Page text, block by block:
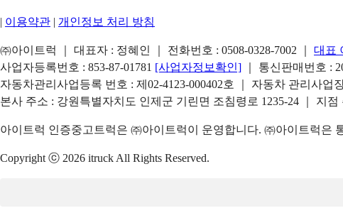
| 이용약관 | 개인정보 처리 방침
㈜아이트럭 ｜ 대표자 : 정혜인 ｜ 전화번호 : 0508-0328-7002 대표
사업자등록번호 : 853-87-01781 [사업자정보확인]
｜ 통신판매번호 :
자동차관리사업등록 번호 : 제02-4123-000402호 ｜ 자동차 관리사
본사 주소 : 강원특별자치도 인제군 기린면 조침령로 1235-24 ｜ 지
아이트럭 인증중고트럭은 ㈜아이트럭이 운영합니다. ㈜아이트럭은
Copyright ⓒ 2026 itruck All Rights Reserved.